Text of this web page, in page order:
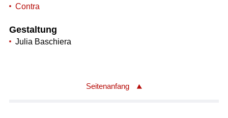
Contra
Gestaltung
Julia Baschiera
Seitenanfang